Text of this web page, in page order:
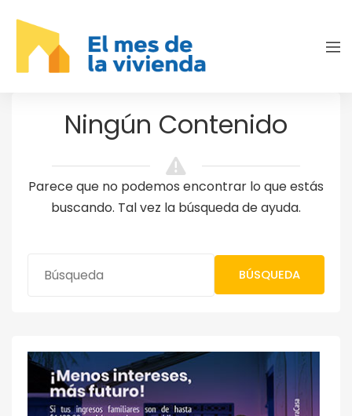
Ningún Contenido
Parece que no podemos encontrar lo que estás
buscando. Tal vez la búsqueda de ayuda.
BÚSQUEDA